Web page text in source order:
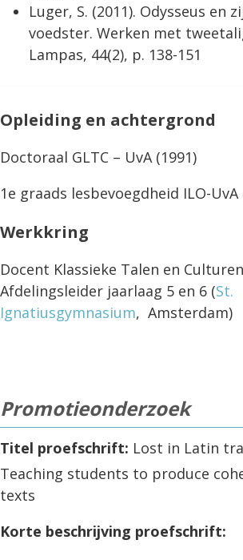
Luger, S. (2011). Odysseus en
voedster. Werken met
Lampas, 44(2), p. 138-151
Opleiding en achtergrond
Doctoraal GLTC – UvA (1991)
1e graads lesbevoegdheid ILO-UvA
Werkkring
Docent Klassieke Talen en
Afdelingsleider jaarlaag 5 en 6 (St.
Ignatiusgymnasium, Amsterdam)
Promotieonderzoek
Titel proefschrift: Lost in Latin
Teaching students to produce
texts
Korte beschrijving proefschrift: